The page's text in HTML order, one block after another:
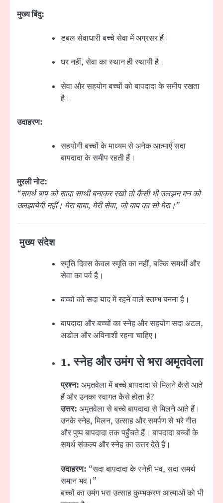
मुख्य बिंदु:
डबल सेवाधारी बच्चे सेवा में अग्रसर हैं।
घर नहीं, सेवा का स्थान ही स्थायी है।
सेवा और सहयोग बच्चों को बापदादा के समीप रखता
है।
उदाहरण:
सहयोगी बच्चों के माध्यम से अनेक आत्माएँ सदा
बापदादा के समीप रहती हैं।
मुरली नोट:
“समर्थ बाप को सादा साथी बनाकर रखो तो कैसी भी उलझन मन को
उलझायेगी नहीं। मेरा बाबा, मेरी सेवा, जो बाप का सो मेरा।”
मुख्य संदेश
स्मृति दिवस केवल स्मृति का नहीं, बल्कि समर्थी और
सेवा का पर्व है।
बच्चों को सदा याद में रहने वाले स्तम्भ बनना है।
बापदादा और बच्चों का स्नेह और सहयोग सदा अटल,
अडोल और अविनाशी रहना चाहिए।
1. स्नेह और उमंग से भरा अमृतवेला
प्रश्न: अमृतवेला में बच्चे बापदादा से मिलने कैसे आते
हैं और उनका स्वागत कैसे होता है?
उत्तर: अमृतवेला से बच्चे बापदादा से मिलने आते हैं।
उनके स्नेह, मिलन, उत्साह और समर्पण से भरे गीत
और पुष्प बापदादा तक पहुँचते हैं। बापदादा बच्चों के
समर्थ संकल्प और स्नेह का उत्तर देते हैं।
उदाहरण: “सदा बापदादा के स्नेही भव, सदा समर्थ
समान भव।”
बच्चों का उमंग भरा उत्साह कुम्भकरण आत्माओं को भी